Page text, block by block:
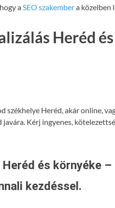
aSEO szakembera közelben
Heréd és
székhelye Heréd, akár online,
Kérj ingyenes,
és környéke –
kezdéssel.